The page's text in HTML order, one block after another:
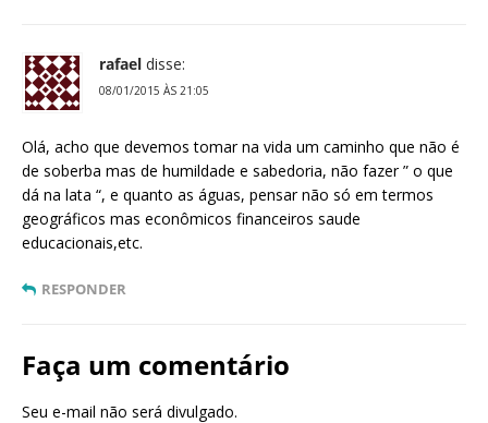
rafael disse:
08/01/2015 ÀS 21:05
Olá, acho que devemos tomar na vida um caminho que não é
de soberba mas de humildade e sabedoria, não fazer ” o que
dá na lata “, e quanto as águas, pensar não só em termos
geográficos mas econômicos financeiros saude
educacionais,etc.
RESPONDER
Faça um comentário
Seu e-mail não será divulgado.